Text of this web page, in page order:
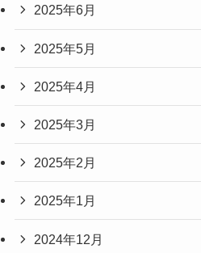
2025年6月
2025年5月
2025年4月
2025年3月
2025年2月
2025年1月
2024年12月